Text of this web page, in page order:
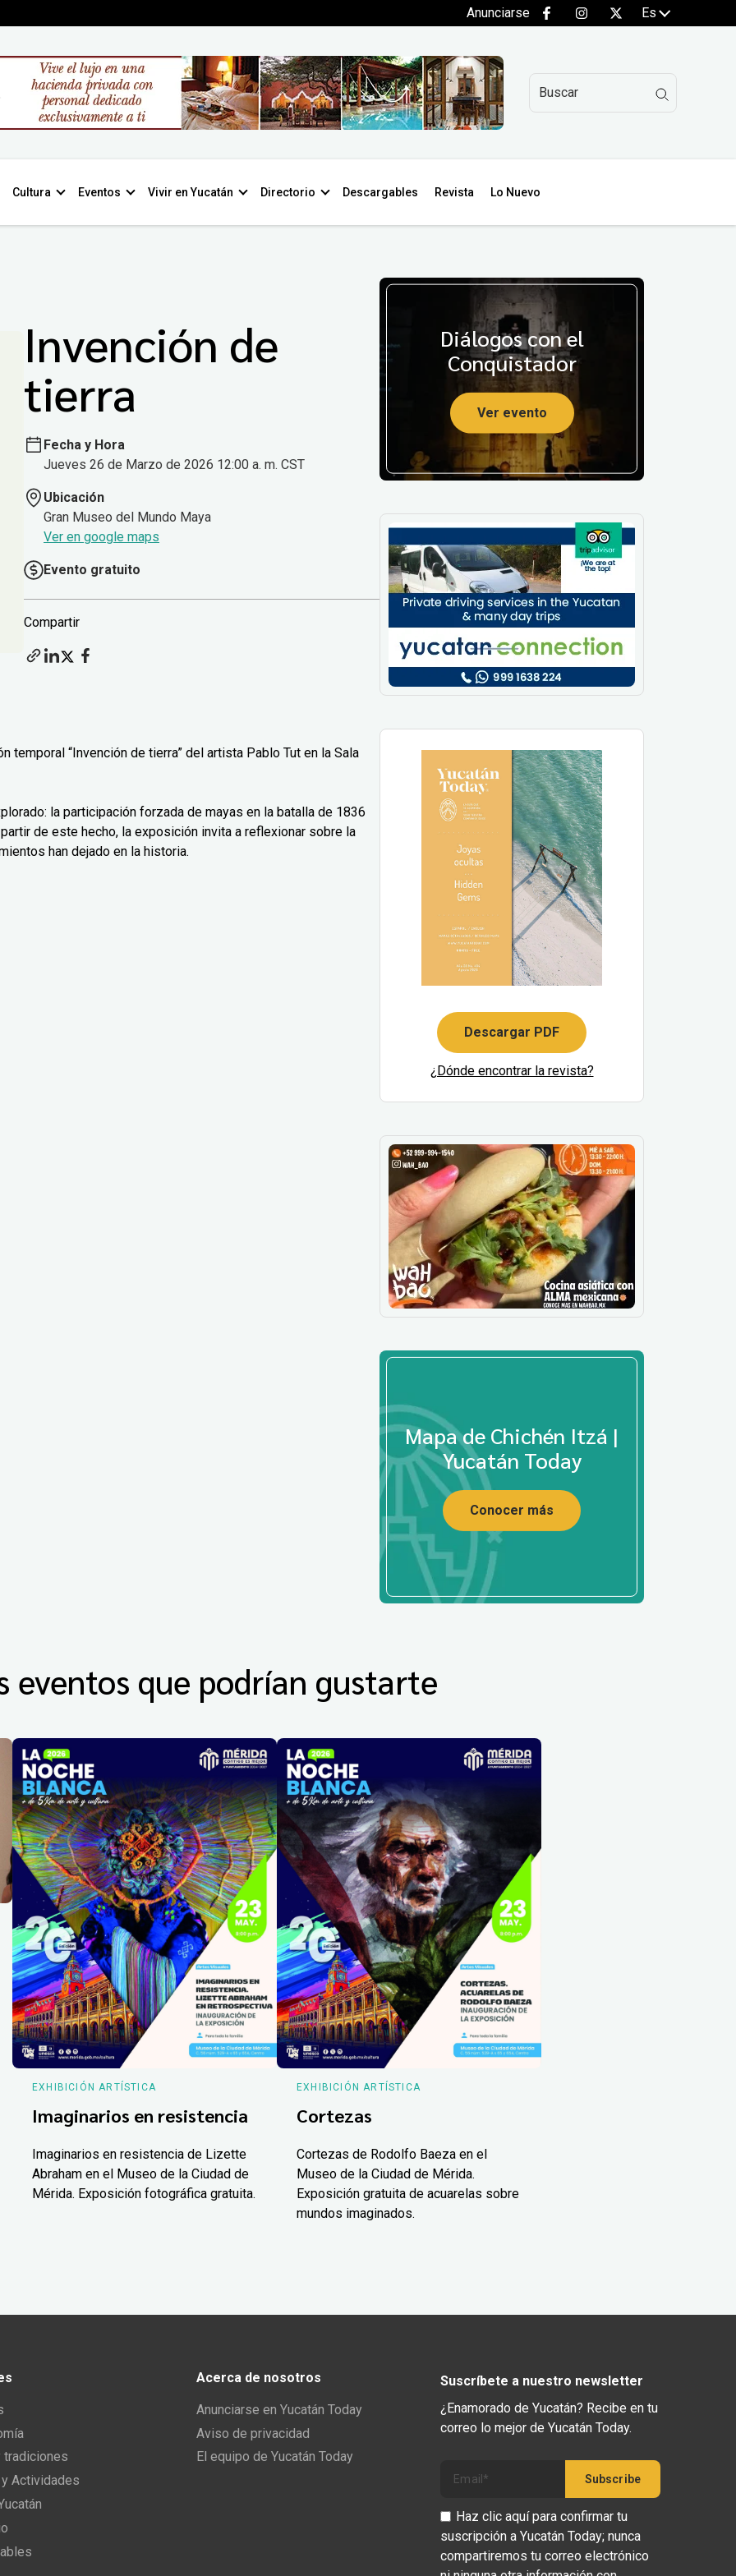
Anunciarse Es
Cultura Eventos Vivir en Yucatán Directorio Descargables Revista Lo Nuevo
Invención de
tierra
Fecha y Hora
Jueves 26 de Marzo de 2026 12:00 a. m. CST
Ubicación
Gran Museo del Mundo Maya
Ver en google maps
Evento gratuito
Compartir
“Invención de tierra” del artista Pablo Tut en la Sala
la participación forzada de mayas en la batalla de 1836
de este hecho, la exposición invita a reflexionar sobre la
han dejado en la historia.
Diálogos con el
Conquistador
Ver evento
Descargar PDF
¿Dónde encontrar la revista?
Mapa de Chichén Itzá |
Yucatán Today
Conocer más
eventos que podrían gustarte
EXHIBICIÓN ARTÍSTICA
Imaginarios en resistencia
Imaginarios en resistencia de Lizette
Abraham en el Museo de la Ciudad de
Mérida. Exposición fotográfica gratuita.
EXHIBICIÓN ARTÍSTICA
Cortezas
Cortezas de Rodolfo Baeza en el
Museo de la Ciudad de Mérida.
Exposición gratuita de acuarelas sobre
mundos imaginados.
tradiciones
Actividades
Acerca de nosotros
Anunciarse en Yucatán Today
Aviso de privacidad
El equipo de Yucatán Today
Suscríbete a nuestro newsletter
¿Enamorado de Yucatán? Recibe en tu
correo lo mejor de Yucatán Today.
Haz clic aquí para confirmar tu
suscripción a Yucatán Today; nunca
compartiremos tu correo electrónico